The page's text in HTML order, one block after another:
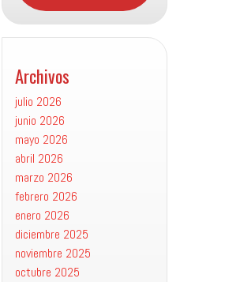
Archivos
julio 2026
junio 2026
mayo 2026
abril 2026
marzo 2026
febrero 2026
enero 2026
diciembre 2025
noviembre 2025
octubre 2025